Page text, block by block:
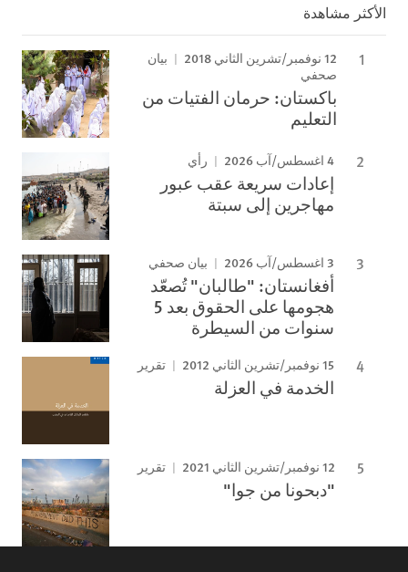
الأكثر مشاهدة
12 نوفمبر/تشرين الثاني 2018
بيان
صحفي
باكستان: حرمان الفتيات من
التعليم
4 اغسطس/آب 2026 رأي
إعادات سريعة عقب عبور
مهاجرين إلى سبتة
3 اغسطس/آب 2026 بيان صحفي
أفغانستان: "طالبان" تُصعّد
هجومها على الحقوق بعد 5
سنوات من السيطرة
15 نوفمبر/تشرين الثاني 2012 تقرير
الخدمة في العزلة
12 نوفمبر/تشرين الثاني 2021 تقرير
"دبحونا من جوا"